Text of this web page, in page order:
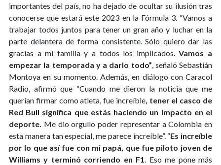
importantes del país, no ha dejado de ocultar su ilusión tras
conocerse que estará este 2023 en la Fórmula 3. “Vamos a
trabajar todos juntos para tener un gran año y luchar en la
parte delantera de forma consistente. Sólo quiero dar las
gracias a mi familia y a todos los implicados.Vamos a
empezar la temporada y a darlo todo” , señaló Sebastián
Montoya en su momento. Además, en diálogo con Caracol
Radio, afirmó que “Cuando me dieron la noticia que me
querían firmar como atleta, fue increíble, tener el casco de
Red Bull significa que estás haciendo un impacto en el
deporte. Me dio orgullo poder representar a Colombia en
esta manera tan especial, me parece increíble”. “Es increíble
por lo que así fue con mi papá, que fue piloto joven de
Williams y terminó corriendo en F1
. Eso me pone más